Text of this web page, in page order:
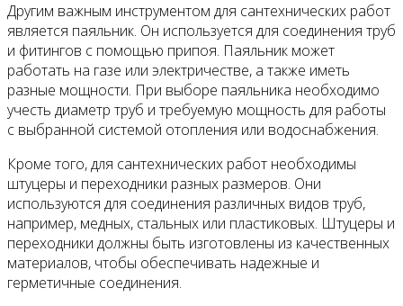
Другим важным инструментом для сантехнических работ
является паяльник. Он используется для соединения труб
и фитингов с помощью припоя. Паяльник может
работать на газе или электричестве, а также иметь
разные мощности. При выборе паяльника необходимо
учесть диаметр труб и требуемую мощность для работы
с выбранной системой отопления или водоснабжения.
Кроме того, для сантехнических работ необходимы
штуцеры и переходники разных размеров. Они
используются для соединения различных видов труб,
например, медных, стальных или пластиковых. Штуцеры и
переходники должны быть изготовлены из качественных
материалов, чтобы обеспечивать надежные и
герметичные соединения.